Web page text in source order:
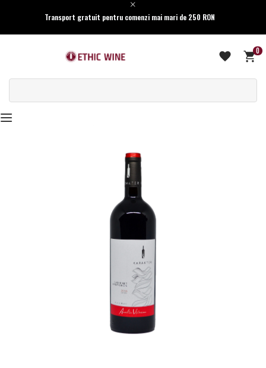
Transport gratuit pentru comenzi mai mari de 250 RON
0